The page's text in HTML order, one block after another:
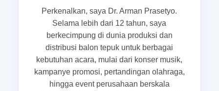
Kualitas cetak yang tidak konsisten
dan logo yang mudah pudar
Salah satu keluhan paling sering muncul adalah
hasil cetak yang tidak konsisten. Pada satu batch,
warna logo terlihat tajam, tetapi pada batch
berikutnya hasilnya lebih pudar atau posisi
Perkenalkan, saya Dr. Arman Prasetyo.
Selama lebih dari 12 tahun, saya
berkecimpung di dunia produksi dan
distribusi balon tepuk untuk berbagai
kebutuhan acara, mulai dari konser musik,
kampanye promosi, pertandingan olahraga,
hingga event perusahaan berskala